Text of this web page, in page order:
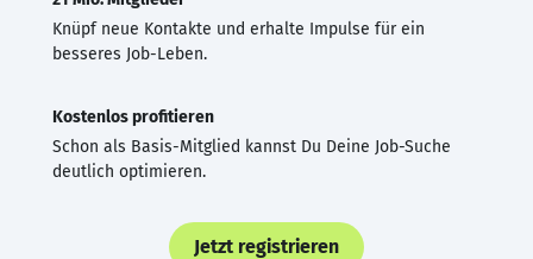
Knüpf neue Kontakte und erhalte Impulse für ein
besseres Job-Leben.
Kostenlos profitieren
Schon als Basis-Mitglied kannst Du Deine Job-Suche
deutlich optimieren.
Jetzt registrieren